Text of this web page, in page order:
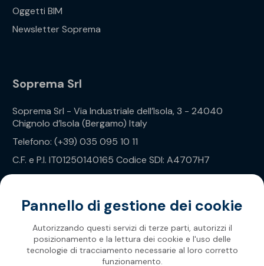
Oggetti BIM
Newsletter Soprema
Soprema Srl
Soprema Srl - Via Industriale dell’Isola, 3 - 24040
Chignolo d’Isola (Bergamo) Italy
Telefono: (+39) 035 095 10 11
C.F. e P.I. IT01250140165 Codice SDI: A4707H7
Privacy Policy
Pannello di gestione dei cookie
Autorizzando questi servizi di terze parti, autorizzi il
posizionamento e la lettura dei cookie e l'uso delle
tecnologie di tracciamento necessarie al loro corretto
funzionamento.